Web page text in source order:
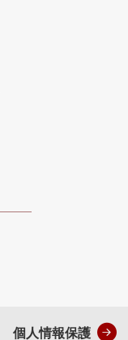
個人情報保護